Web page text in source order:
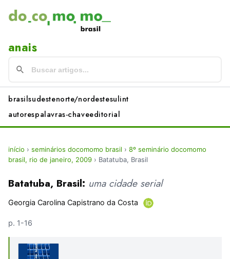
anais
brasilsudestenorte/nordestesulint
autorespalavras-chaveeditorial
início › seminários docomomo brasil › 8º seminário docomomo
brasil, rio de janeiro, 2009 › Batatuba, Brasil
Batatuba, Brasil: uma cidade serial
Georgia Carolina Capistrano da Costa
p. 1-16